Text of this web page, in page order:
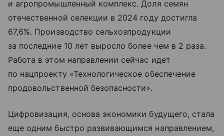
и агропромышленный комплекс. Доля семян
отечественной селекции в 2024 году достигла
67,6%. Производство сельхозпродукции
за последние 10 лет выросло более чем в 2 раза.
Работа в этом направлении сейчас идет
по нацпроекту «Технологическое обеспечение
продовольственной безопасности».
Цифровизация, основа экономики будущего, стала
еще одним быстро развивающимся направлением,